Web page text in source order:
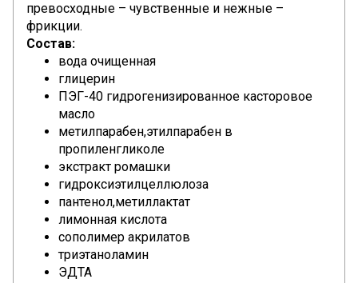
превосходные – чувственные и нежные –
фрикции.
Состав:
вода очищенная
глицерин
ПЭГ-40 гидрогенизированное касторовое
масло
метилпарабен,этилпарабен в
пропиленгликоле
экстракт ромашки
гидроксиэтилцеллюлоза
пантенол,метиллактат
лимонная кислота
сополимер акрилатов
триэтаноламин
ЭДТА